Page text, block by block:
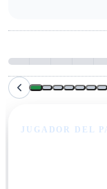
JUGADOR DEL